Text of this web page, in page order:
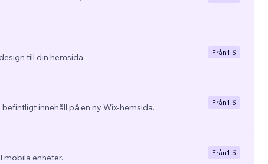
till din hemsida.
Från1 $
innehåll på en ny Wix-hemsida.
Från1 $
mobila enheter.
Från1 $